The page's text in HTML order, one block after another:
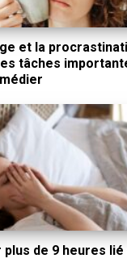
et la
tâches
plus de 9 heures